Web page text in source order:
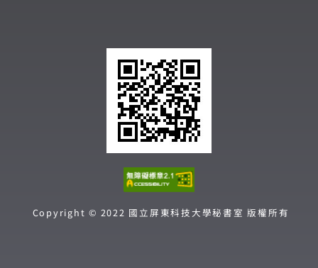
Copyright © 2022 國立屏東科技大學秘書室 版權所有